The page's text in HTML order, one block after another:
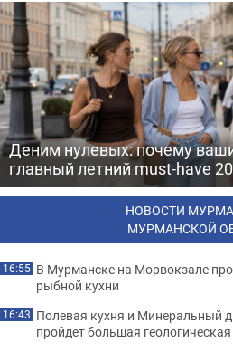
Деним нулевых: почему
главный летний must-have
НОВОСТИ
МУРМАНСКОЙ
16:55 В Мурманске на Морвокзале
рыбной кухни
16:43 Полевая кухня и Минеральный
пройдет большая